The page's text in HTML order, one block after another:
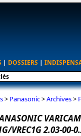
| DOSSIERS |
> Panasonic>Archives>
VREC1G 2.03-00-